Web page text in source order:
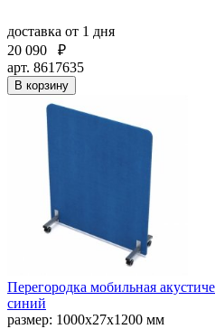
доставка от 1 дня
20 090
₽
арт. 8617635
В корзину
Перегородка мобильная
синий
размер: 1000х27х1200 мм